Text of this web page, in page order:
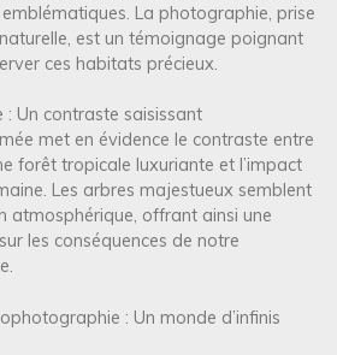
La photographie, prise
est un témoignage poignant
ces habitats précieux.
: Un contraste saisissant
met en évidence le contraste entre
forêt tropicale luxuriante et l’impact
Les arbres majestueux semblent
atmosphérique, offrant ainsi une
les conséquences de notre
: Un monde d’infinis